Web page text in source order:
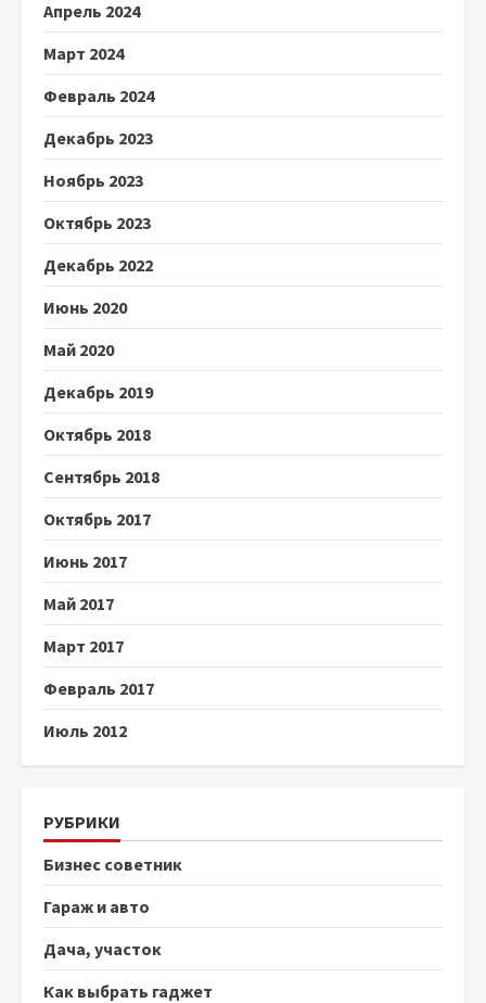
Апрель 2024
Март 2024
Февраль 2024
Декабрь 2023
Ноябрь 2023
Октябрь 2023
Декабрь 2022
Июнь 2020
Май 2020
Декабрь 2019
Октябрь 2018
Сентябрь 2018
Октябрь 2017
Июнь 2017
Май 2017
Март 2017
Февраль 2017
Июль 2012
РУБРИКИ
Бизнес советник
Гараж и авто
Дача, участок
Как выбрать гаджет